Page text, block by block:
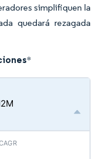
simplifiquen la
quedará rezagada
*